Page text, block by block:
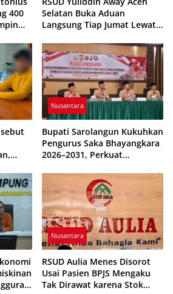
400
Selatan Buka Aduan
Langsung Tiap Jumat Lewat
Nusantara
Bupati Sarolangun Kukuhkan
Pengurus Saka Bhayangkara
2026–2031, Perkuat
Generasi Muda
Nusantara
RSUD Aulia Menes Disorot
Usai Pasien BPJS Mengaku
Tak Dirawat karena Stok